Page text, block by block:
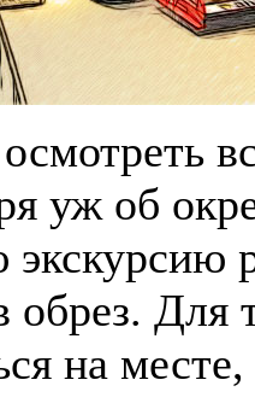
уж об
экскурсию
обрез.
на